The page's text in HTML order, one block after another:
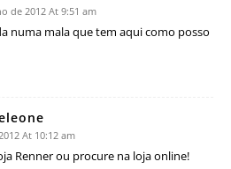
de 2012 At 9:51 am
numa mala que tem aqui como posso
At 10:12 am
Renner ou procure na loja online!